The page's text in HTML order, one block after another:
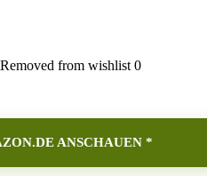
Removed from wishlist 0
ANSCHAUEN *